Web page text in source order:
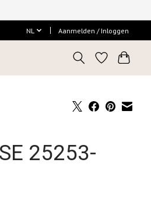
NL Aanmelden / Inloggen
25253-